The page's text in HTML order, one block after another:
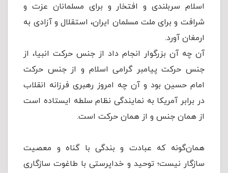
اسلام سربلندی و افتخار و برای مسلمانان عزت و
شرافت و برای ملت مسلمان ایران، استقلال و آزادی به
ارمغان آورد.
آن چه آن بزرگوار انجام داد از جنس حرکت انبیا، از
جنس حرکت پیامبر گرامی اسلام و از جنس حرکت
امام حسین بود و آن چه امروز رهبری فرزانه انقلاب
در برابر آمریکا به نمایندگی نظام سلطه ایستاده است
از همان جنس و از همان حرکت است.
همان‌گونه که عبادت و بندگی با گناه و معصیت
سازگار نیست؛ توحید و خداپرستی با طاغوت سازگاری